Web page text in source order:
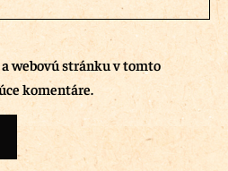
webovú stránku v tomto
komentáre.